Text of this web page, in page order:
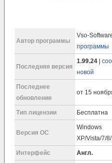
Автор программы
Vso-
программы
Последняя версия
1.99.24 |
новой
Последнее
обновление
от 15
Тип лицензии Бесплатна
Версия ОС
Windows
XP/Vista/7/
Интерфейс Англ.